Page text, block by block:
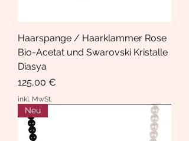
Haarspange / Haarklammer Rose
Bio-Acetat und Swarovski Kristalle
Diasya
Preis
125,00 €
inkl. MwSt.
Neu